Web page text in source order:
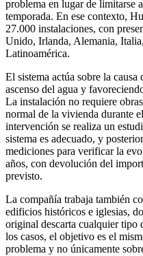
problema en lugar de limitarse
temporada. En ese contexto,
27.000 instalaciones, con
Unido, Irlanda, Alemania,
Latinoamérica.
El sistema actúa sobre la
ascenso del agua y
La instalación no requiere
normal de la vivienda durante
intervención se realiza un
sistema es adecuado, y
mediciones para verificar la
años, con devolución del
previsto.
La compañía trabaja también
edificios históricos e iglesias,
original descarta cualquier tipo
los casos, el objetivo es el
problema y no únicamente